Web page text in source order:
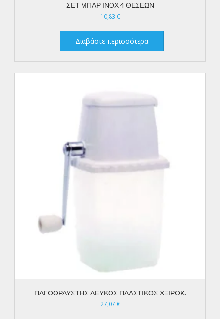
ΣΕΤ ΜΠΑΡ ΙΝΟΧ 4 ΘΕΣΕΩΝ
10,83 €
Διαβάστε περισσότερα
ΠΑΓΟΘΡΑΥΣΤΗΣ ΛΕΥΚΟΣ ΠΛΑΣΤΙΚΟΣ ΧΕΙΡΟΚ.
27,07 €